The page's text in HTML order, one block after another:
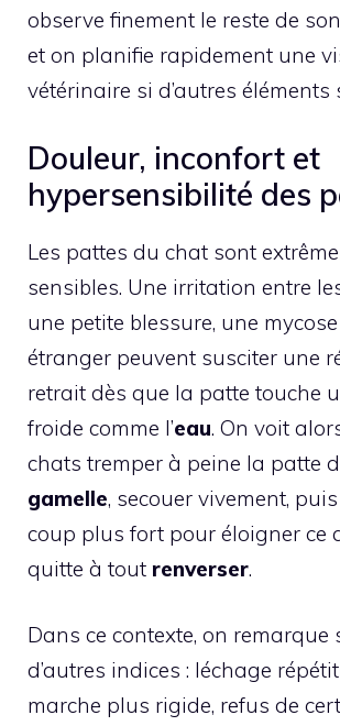
observe finement le reste de
et on planifie rapidement une
vétérinaire si d’autres éléments
Douleur, inconfort et
hypersensibilité des
Les pattes du chat sont
sensibles. Une irritation entre
une petite blessure, une
étranger peuvent susciter une
retrait dès que la patte touche
froide comme l’eau. On voit
chats tremper à peine la patte
gamelle, secouer vivement,
coup plus fort pour éloigner ce
quitte à tout renverser.
Dans ce contexte, on remarque
d’autres indices : léchage
marche plus rigide, refus de